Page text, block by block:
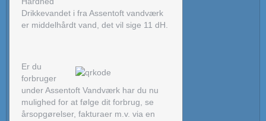
Drikkevandet i fra Assentoft vandværk
er middelhårdt vand, det vil sige 11 dH.
Er du
forbruger
under Assentoft Vandværk har du nu
mulighed for at følge dit forbrug, se
årsopgørelser, fakturaer m.v. via en